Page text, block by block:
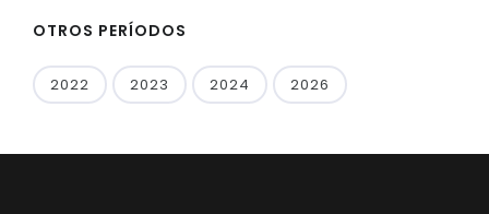
OTROS PERÍODOS
2022 2023 2024 2026